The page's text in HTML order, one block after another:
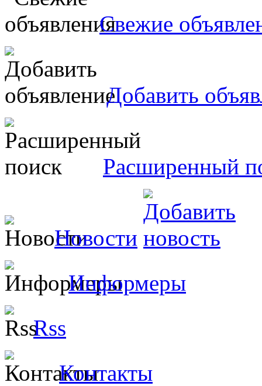
Свежие
Добавить
Расширенный
Новости
Информеры
Rss
Контакты